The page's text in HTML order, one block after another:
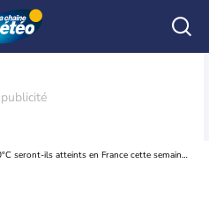
Chaleur : les 30°C seront-ils atteints en France cette semaine ?